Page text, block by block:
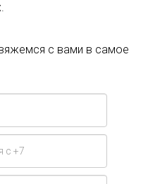
с вами в самое